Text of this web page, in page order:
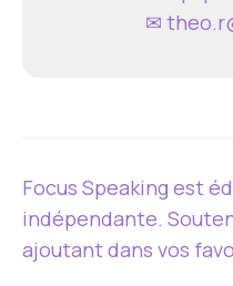
✉
Focus Speaking est
indépendante.
ajoutant dans vos